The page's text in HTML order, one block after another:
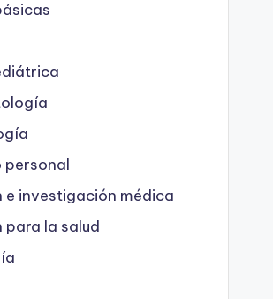
personal
e investigación médica
para la salud